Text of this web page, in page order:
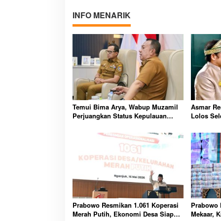
INFO MENARIK
Temui Bima Arya, Wabup Muzamil
Perjuangkan Status Kepulauan
Kepulauan
Asmar
Lolos
Prabowo Resmikan 1.061 Koperasi
Merah Putih, Ekonomi Desa Siap
Prabowo
Mekaar,